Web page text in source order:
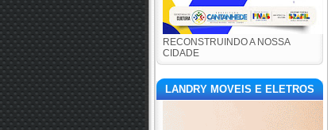
RECONSTRUINDO A NOSSA
CIDADE
LANDRY MOVEIS E ELETROS